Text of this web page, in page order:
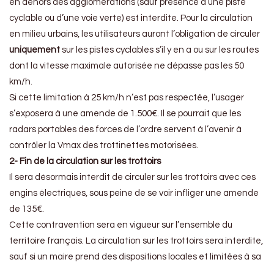
en dehors des agglomérations (sauf présence d’une piste
cyclable ou d’une voie verte) est interdite. Pour la circulation
en milieu urbains, les utilisateurs auront l’obligation de circuler
uniquement sur les pistes cyclables s’il y en a ou sur les routes
dont la vitesse maximale autorisée ne dépasse pas les 50
km/h.
Si cette limitation à 25 km/h n’est pas respectée, l’usager
s’exposera à une amende de 1.500€. Il se pourrait que les
radars portables des forces de l’ordre servent à l’avenir à
contrôler la Vmax des trottinettes motorisées.
2- Fin de la circulation sur les trottoirs
Il sera désormais interdit de circuler sur les trottoirs avec ces
engins électriques, sous peine de se voir infliger une amende
de 135€.
Cette contravention sera en vigueur sur l’ensemble du
territoire français. La circulation sur les trottoirs sera interdite,
sauf si un maire prend des dispositions locales et limitées à sa